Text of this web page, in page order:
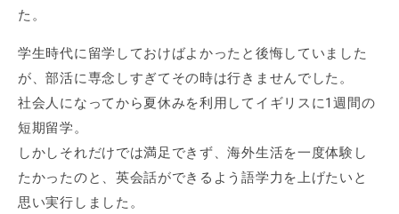
た。
学生時代に留学しておけばよかったと後悔していました
が、部活に専念しすぎてその時は行きませんでした。
社会人になってから夏休みを利用してイギリスに1週間の
短期留学。
しかしそれだけでは満足できず、海外生活を一度体験し
たかったのと、英会話ができるよう語学力を上げたいと
思い実行しました。